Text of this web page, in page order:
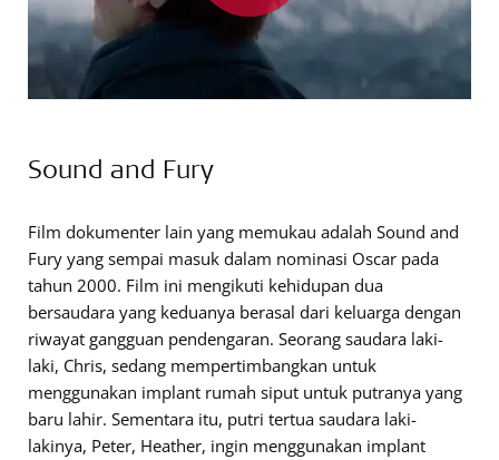
Sound and Fury
Film dokumenter lain yang memukau adalah Sound and
Fury yang sempai masuk dalam nominasi Oscar pada
tahun 2000. Film ini mengikuti kehidupan dua
bersaudara yang keduanya berasal dari keluarga dengan
riwayat gangguan pendengaran. Seorang saudara laki-
laki, Chris, sedang mempertimbangkan untuk
menggunakan implant rumah siput untuk putranya yang
baru lahir. Sementara itu, putri tertua saudara laki-
lakinya, Peter, Heather, ingin menggunakan implant